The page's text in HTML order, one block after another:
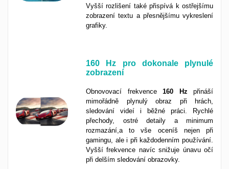
Vyšší rozlišení také přispívá k ostřejšímu
zobrazení textu a přesnějšímu vykreslení
grafiky.
160 Hz pro dokonale plynulé
zobrazení
Obnovovací frekvence 160 Hz přináší
mimořádně plynulý obraz při hrách,
sledování videí i běžné práci. Rychlé
přechody, ostré detaily a minimum
rozmazání,a to vše oceníš nejen při
gamingu, ale i při každodenním používání.
Vyšší frekvence navíc snižuje únavu očí
při delším sledování obrazovky.